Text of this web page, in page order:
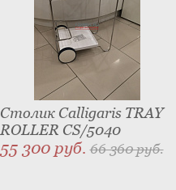
Столик Calligaris TRAY
ROLLER CS/5040
55 300 руб.66 360 руб.